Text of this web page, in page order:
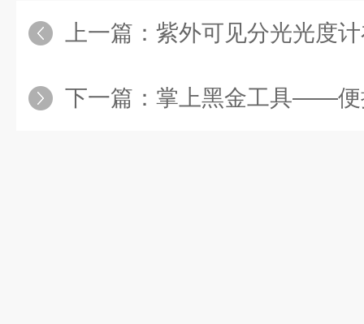
上一篇： 紫外可见分光光度
下一篇： 掌上黑金工具——便